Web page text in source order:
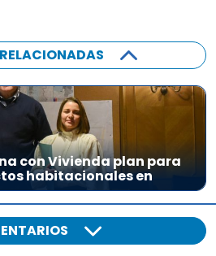
con Vivienda plan para
habitacionales en